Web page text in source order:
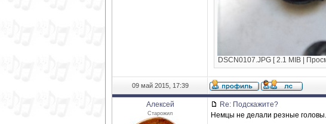
DSCN0107.JPG [ 2.1 MIB |
09 май 2015, 17:39
Алексей
Старожил
Re: Подскажите?
Немцы не делали резные